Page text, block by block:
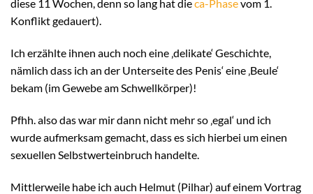
diese 11 Wochen, denn so lang hat dieca-Phasevom 1.
Konflikt gedauert).
Ich erzählte ihnen auch noch eine ‚delikate‘ Geschichte,
nämlich dass ich an der Unterseite des Penis‘ eine ‚Beule‘
bekam (im Gewebe am Schwellkörper)!
Pfhh. also das war mir dann nicht mehr so ‚egal‘ und ich
wurde aufmerksam gemacht, dass es sich hierbei um einen
sexuellen Selbstwerteinbruch handelte.
Mittlerweile habe ich auch Helmut (Pilhar) auf einem Vortrag